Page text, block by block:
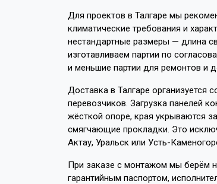
Для проектов в Талгаре мы
климатические требования и
нестандартные размеры — длина
изготавливаем партии по
и меньшие партии для ремонтов и
Доставка в Талгаре организуется
перевозчиков. Загрузка панелей
жёсткой опоре, края укрываются
смягчающие прокладки. Это
Актау, Уральск или Усть-
При заказе с монтажом мы берём
гарантийным паспортом,